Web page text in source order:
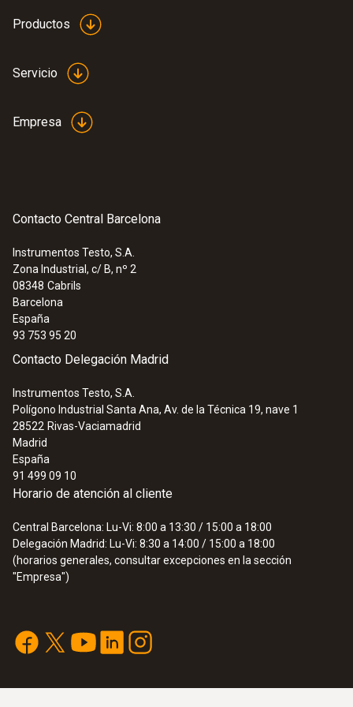
Productos
Servicio
Empresa
Contacto Central Barcelona
Instrumentos Testo, S.A.
Zona Industrial, c/ B, nº 2
08348 Cabrils
Barcelona
España
93 753 95 20
Contacto Delegación Madrid
Instrumentos Testo, S.A.
Polígono Industrial Santa Ana, Av. de la Técnica 19, nave 1
28522 Rivas-Vaciamadrid
Madrid
España
91 499 09 10
Horario de atención al cliente
Central Barcelona: Lu-Vi: 8:00 a 13:30 / 15:00 a 18:00
Delegación Madrid: Lu-Vi: 8:30 a 14:00 / 15:00 a 18:00
(horarios generales, consultar excepciones en la sección
"Empresa")